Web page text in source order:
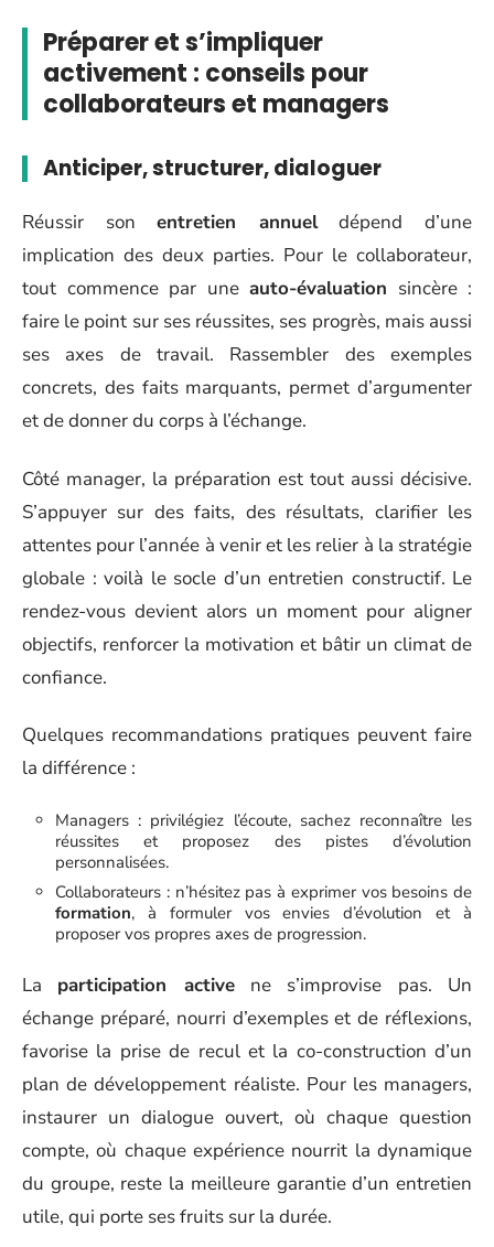
Préparer et s’impliquer
activement : conseils pour
collaborateurs et managers
Anticiper, structurer, dialoguer
Réussir sonentretien annueldépend d’une
implication des deux parties. Pour le collaborateur,
tout commence par une auto-évaluation sincère :
faire le point sur ses réussites, ses progrès, mais aussi
ses axes de travail. Rassembler des exemples
concrets, des faits marquants, permet d’argumenter
et de donner du corps à l’échange.
Côté manager, la préparation est tout aussi décisive.
S’appuyer sur des faits, des résultats, clarifier les
attentes pour l’année à venir et les relier à la stratégie
globale : voilà le socle d’un entretien constructif. Le
rendez-vous devient alors un moment pour aligner
objectifs, renforcer la motivation et bâtir un climat de
confiance.
Quelques recommandations pratiques peuvent faire
la différence :
Managers : privilégiez l’écoute, sachez reconnaître les
réussites et proposez des pistes d’évolution
personnalisées.
Collaborateurs : n’hésitez pas à exprimer vos besoins de
formation, à formuler vos envies d’évolution et à
proposer vos propres axes de progression.
La participation activene s’improvise pas. Un
échange préparé, nourri d’exemples et de réflexions,
favorise la prise de recul et la co-construction d’un
plan de développement réaliste. Pour les managers,
instaurer un dialogue ouvert, où chaque question
compte, où chaque expérience nourrit la dynamique
du groupe, reste la meilleure garantie d’un entretien
utile, qui porte ses fruits sur la durée.